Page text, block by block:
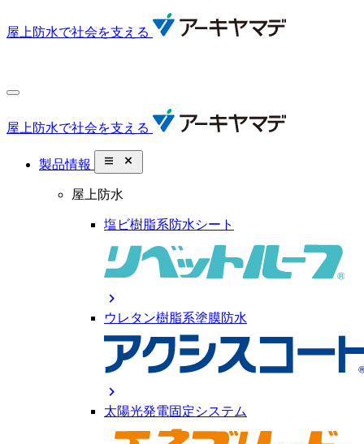
屋上防水で社会を支える
屋上防水で社会を支える
製品情報 close_small
屋上防水
塩ビ樹脂系防水シート
chevron_right
ウレタン樹脂系塗膜防水
chevron_right
太陽光発電固定システム